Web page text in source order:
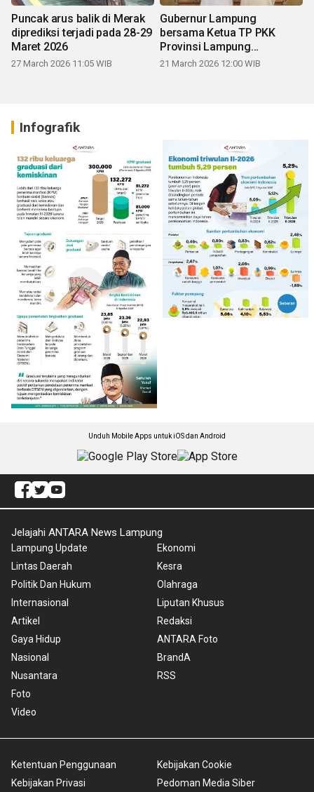
Puncak arus balik di Merak
diprediksi terjadi pada 28-29
Maret 2026
27 March 2026 11:05 WIB
Gubernur Lampung
bersama Ketua TP PKK
Provinsi Lampung
mengucapkan Selamat Hari
21 March 2026 12:00 WIB
Infografik
Unduh Mobile Apps untuk iOS dan Android
Jelajahi ANTARA News Lampung
Lampung Update
Lintas Daerah
Politik Dan Hukum
Internasional
Artikel
Gaya Hidup
Nasional
Nusantara
Foto
Video
Ekonomi
Kesra
Olahraga
Liputan Khusus
Redaksi
ANTARA Foto
BrandA
RSS
Ketentuan Penggunaan
Kebijakan Privasi
Kebijakan Cookie
Pedoman Media Siber